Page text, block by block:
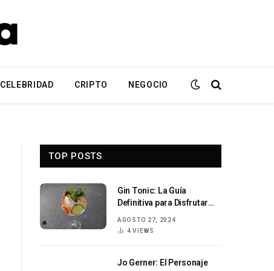
CELEBRIDAD CRIPTO NEGOCIO
TOP POSTS
Gin Tonic: La Guía
Definitiva para Disfrutar
AGOSTO 27, 2024
4VIEWS
Jo Gerner: El Personaje